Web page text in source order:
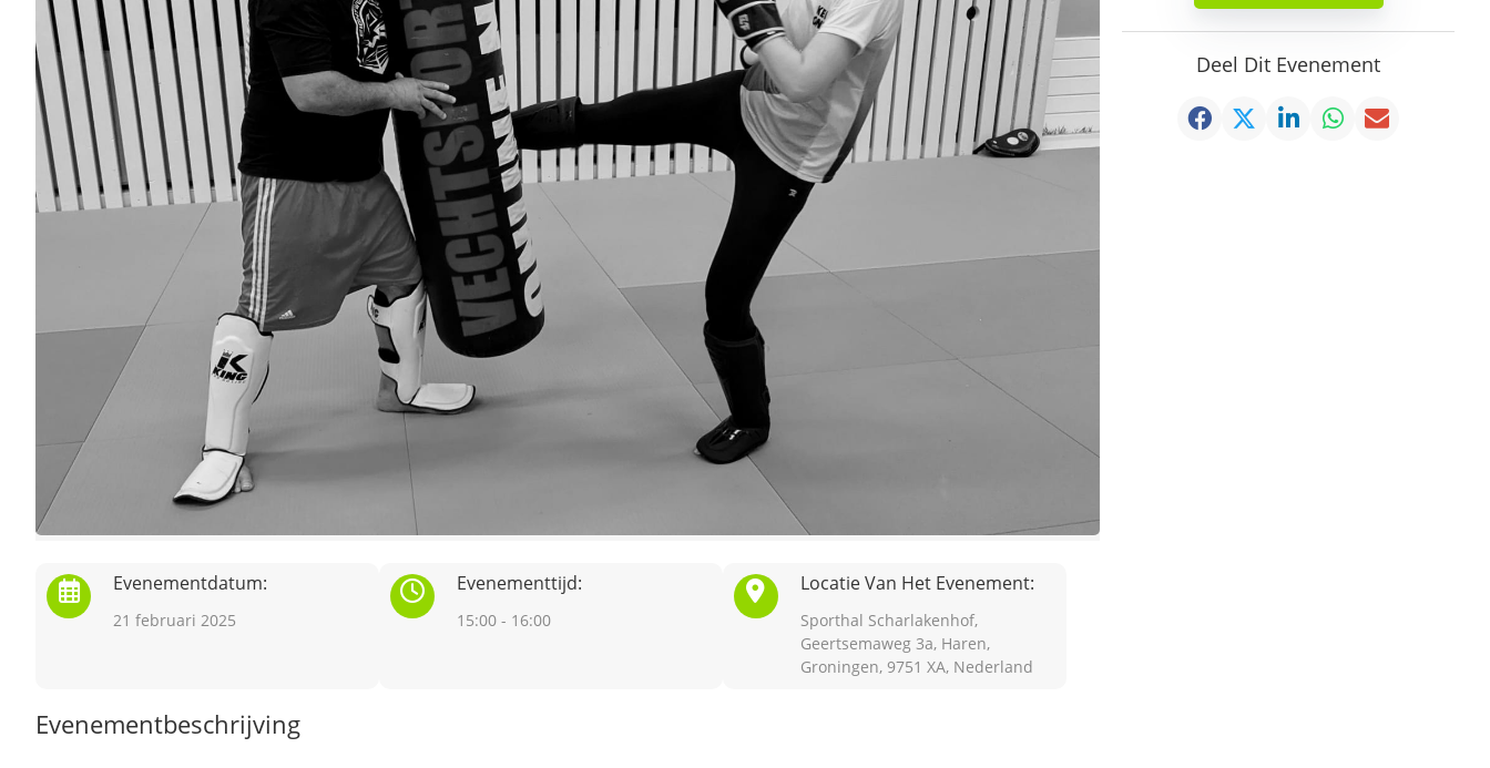
Evenementdatum:
21 februari 2025
Evenementtijd:
15:00 - 16:00
Locatie Van Het Evenement:
Sporthal Scharlakenhof,
Geertsemaweg 3a, Haren,
Groningen, 9751 XA, Nederland
Evenementbeschrijving
Deel Dit Evenement